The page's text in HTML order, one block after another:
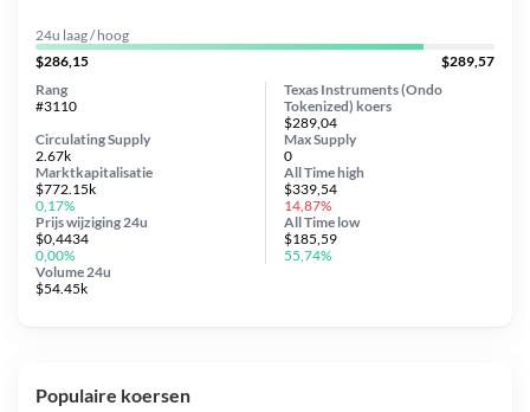
24u laag / hoog
$286,15
$289,57
Texas Instruments (Ondo
Tokenized) koers
$289,04
Circulating Supply
2.67k
Prijs wijziging 24u
$0,4434
0,00%
Max Supply
0
Marktkapitalisatie
$772.15k
0,17%
Volume 24u
$54.45k
Rang
#3110
All Timehigh
$339,54
14,87%
All Time low
$185,59
55,74%
Populaire koersen